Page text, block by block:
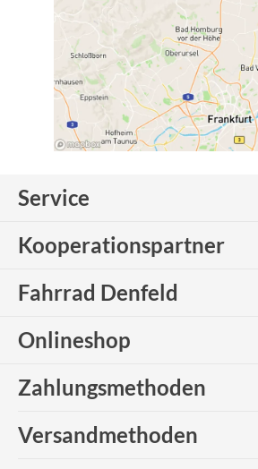
Service
Kooperationspartner
Fahrrad Denfeld
Onlineshop
Zahlungsmethoden
Versandmethoden